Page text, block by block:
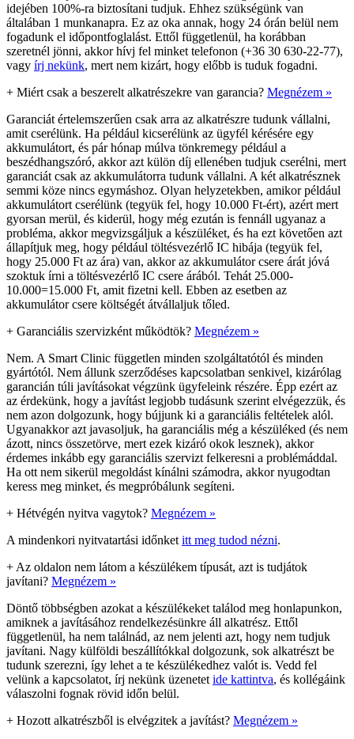
idejében 100%-ra biztosítani tudjuk. Ehhez szükségünk van
általában 1 munkanapra. Ez az oka annak, hogy 24 órán belül nem
fogadunk el időpontfoglalást. Ettől függetlenül, ha korábban
szeretnél jönni, akkor hívj fel minket telefonon (+36 30 630-22-77),
vagy írj nekünk, mert nem kizárt, hogy előbb is tuduk fogadni.
+ Miért csak a beszerelt alkatrészekre van garancia? Megnézem »
Garanciát értelemszerűen csak arra az alkatrészre tudunk vállalni,
amit cserélünk. Ha például kicserélünk az ügyfél kérésére egy
akkumulátort, és pár hónap múlva tönkremegy például a
beszédhangszóró, akkor azt külön díj ellenében tudjuk cserélni, mert
garanciát csak az akkumulátorra tudunk vállalni. A két alkatrésznek
semmi köze nincs egymáshoz. Olyan helyzetekben, amikor például
akkumulátort cserélünk (tegyük fel, hogy 10.000 Ft-ért), azért mert
gyorsan merül, és kiderül, hogy még ezután is fennáll ugyanaz a
probléma, akkor megvizsgáljuk a készüléket, és ha ezt követően azt
állapítjuk meg, hogy például töltésvezérlő IC hibája (tegyük fel,
hogy 25.000 Ft az ára) van, akkor az akkumulátor csere árát jóvá
szoktuk írni a töltésvezérlő IC csere árából. Tehát 25.000-
10.000=15.000 Ft, amit fizetni kell. Ebben az esetben az
akkumulátor csere költségét átvállaljuk tőled.
+ Garanciális szervizként működtök? Megnézem »
Nem. A Smart Clinic független minden szolgáltatótól és minden
gyártótól. Nem állunk szerződéses kapcsolatban senkivel, kizárólag
garancián túli javításokat végzünk ügyfeleink részére. Épp ezért az
az érdekünk, hogy a javítást legjobb tudásunk szerint elvégezzük, és
nem azon dolgozunk, hogy bújjunk ki a garanciális feltételek alól.
Ugyanakkor azt javasoljuk, ha garanciális még a készüléked (és nem
ázott, nincs összetörve, mert ezek kizáró okok lesznek), akkor
érdemes inkább egy garanciális szervizt felkeresni a problémáddal.
Ha ott nem sikerül megoldást kínálni számodra, akkor nyugodtan
keress meg minket, és megpróbálunk segíteni.
+ Hétvégén nyitva vagytok? Megnézem »
A mindenkori nyitvatartási időnket itt meg tudod nézni.
+ Az oldalon nem látom a készülékem típusát, azt is tudjátok
javítani? Megnézem »
Döntő többségben azokat a készülékeket találod meg honlapunkon,
amiknek a javításához rendelkezésünkre áll alkatrész. Ettől
függetlenül, ha nem találnád, az nem jelenti azt, hogy nem tudjuk
javítani. Nagy külföldi beszállítókkal dolgozunk, sok alkatrészt be
tudunk szerezni, így lehet a te készülékedhez valót is. Vedd fel
velünk a kapcsolatot, írj nekünk üzenetet ide kattintva, és kollégáink
válaszolni fognak rövid időn belül.
+ Hozott alkatrészből is elvégzitek a javítást? Megnézem »